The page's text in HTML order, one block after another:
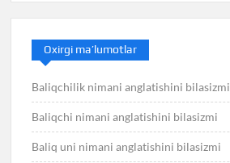
Oxirgi ma’lumotlar
Baliqchilik nimani anglatishini bilasizmi
Baliqchi nimani anglatishini bilasizmi
Baliq uni nimani anglatishini bilasizmi